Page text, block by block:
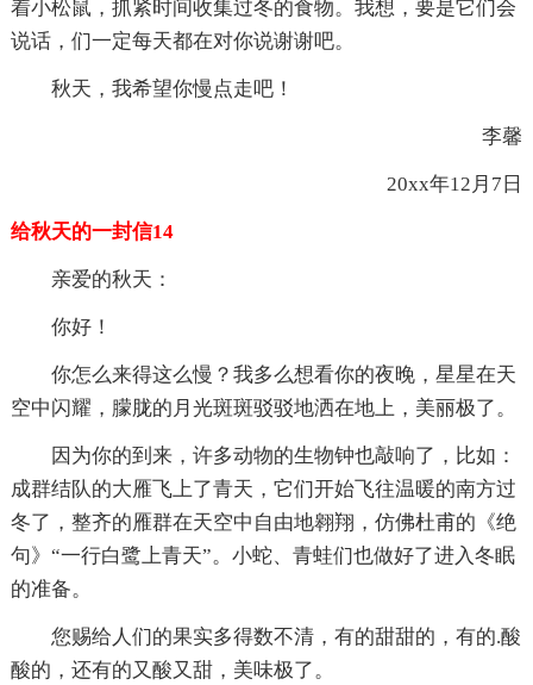
着小松鼠，抓紧时间收集过冬的食物。我想，要是它们会
说话，们一定每天都在对你说谢谢吧。
秋天，我希望你慢点走吧！
李馨
20xx年12月7日
给秋天的一封信14
亲爱的秋天：
你好！
你怎么来得这么慢？我多么想看你的夜晚，星星在天
空中闪耀，朦胧的月光斑斑驳驳地洒在地上，美丽极了。
因为你的到来，许多动物的生物钟也敲响了，比如：
成群结队的大雁飞上了青天，它们开始飞往温暖的南方过
冬了，整齐的雁群在天空中自由地翱翔，仿佛杜甫的《绝
句》“一行白鹭上青天”。小蛇、青蛙们也做好了进入冬眠
的准备。
您赐给人们的果实多得数不清，有的甜甜的，有的.酸
酸的，还有的又酸又甜，美味极了。